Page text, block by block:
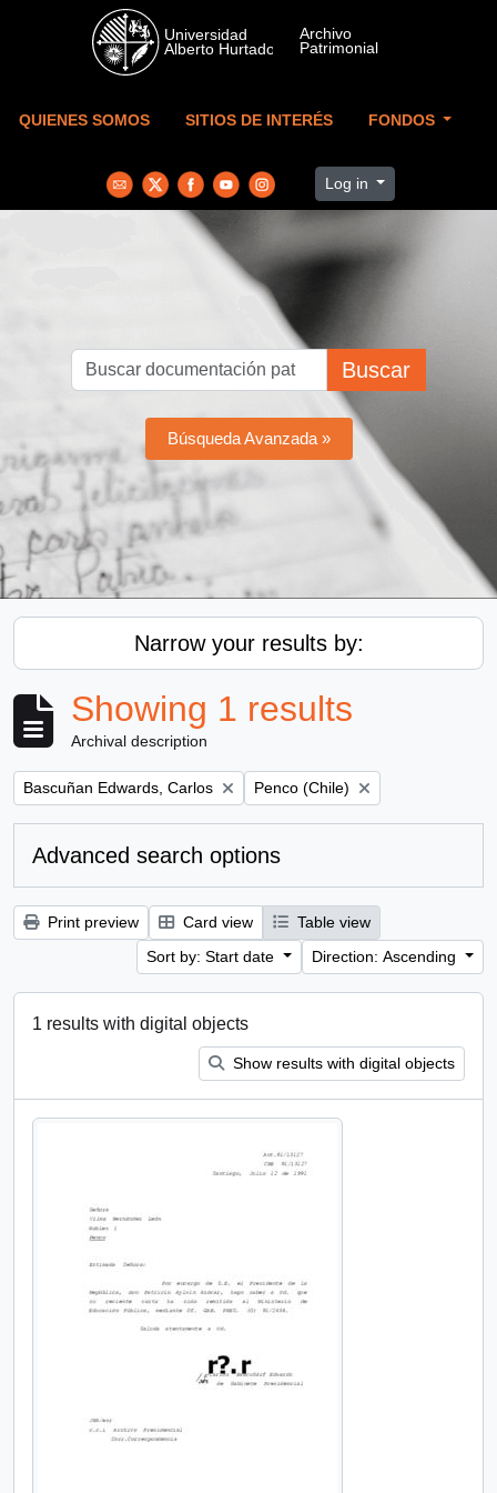
Skip to main content
QUIENES SOMOS SITIOS DE INTERÉS FONDOS
Log in
Buscar
Búsqueda Avanzada »
Narrow your results by:
Showing 1 results
Archival description
Remove filter:
Bascuñan Edwards, Carlos Remove filter:
Penco (Chile)
Advanced search options
Print preview Card view
Table view
Sort by: Start date
Direction: Ascending
1 results with digital objects
Show results with digital objects